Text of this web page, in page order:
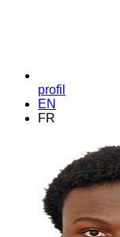
profil
EN
FR